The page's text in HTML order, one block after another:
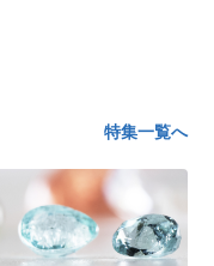
特集一覧へ